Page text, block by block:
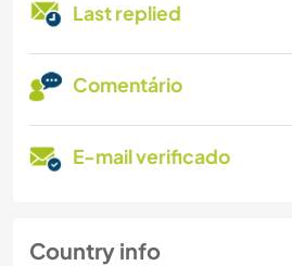
Last replied
Comentário
E-mail verificado
Country info